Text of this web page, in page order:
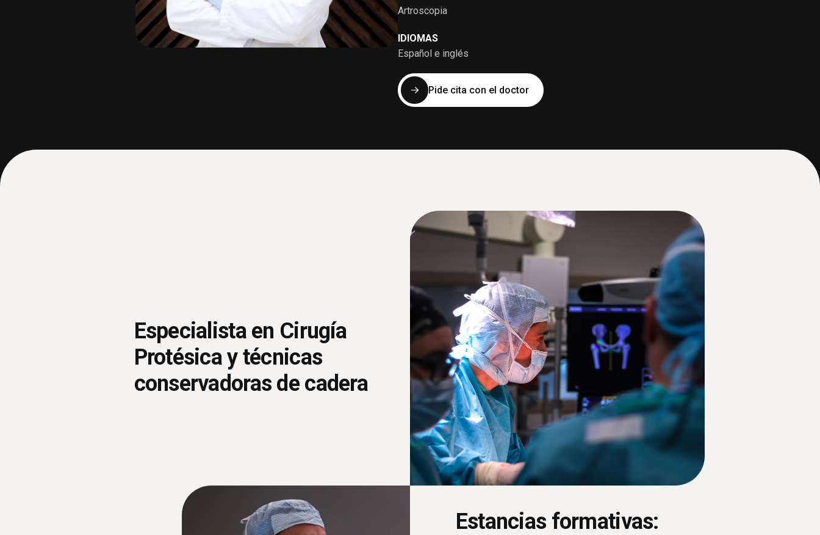
Artroscopia
IDIOMAS
Español e inglés
Pide cita con el doctor
Especialista en Cirugía
Protésica y técnicas
conservadoras de cadera
Estancias formativas: